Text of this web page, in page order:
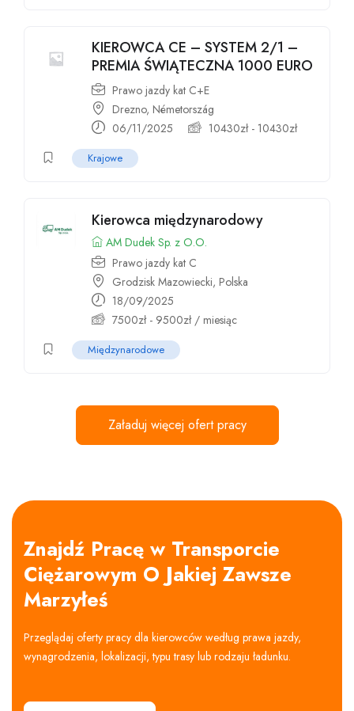
KIEROWCA CE – SYSTEM 2/1 –
PREMIA ŚWIĄTECZNA 1000 EURO
Prawo jazdy kat C+E
Drezno, Németország
06/11/2025
10430zł- 10430zł
Krajowe
Kierowca międzynarodowy
AM Dudek Sp. z O.O.
Prawo jazdy kat C
Grodzisk Mazowiecki, Polska
18/09/2025
7500zł- 9500zł/ miesiąc
Międzynarodowe
Załaduj więcej ofert pracy
Znajdź Pracę w Transporcie
Ciężarowym O Jakiej Zawsze
Marzyłeś
Przeglądaj oferty pracy dla kierowców według prawa jazdy,
wynagrodzenia, lokalizacji, typu trasy lub rodzaju ładunku.